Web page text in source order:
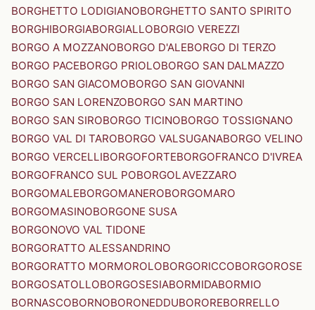
BORGHETTO LODIGIANOBORGHETTO SANTO SPIRITO
BORGHIBORGIABORGIALLOBORGIO VEREZZI
BORGO A MOZZANOBORGO D'ALEBORGO DI TERZO
BORGO PACEBORGO PRIOLOBORGO SAN DALMAZZO
BORGO SAN GIACOMOBORGO SAN GIOVANNI
BORGO SAN LORENZOBORGO SAN MARTINO
BORGO SAN SIROBORGO TICINOBORGO TOSSIGNANO
BORGO VAL DI TAROBORGO VALSUGANABORGO VELINO
BORGO VERCELLIBORGOFORTEBORGOFRANCO D'IVREA
BORGOFRANCO SUL POBORGOLAVEZZARO
BORGOMALEBORGOMANEROBORGOMARO
BORGOMASINOBORGONE SUSA
BORGONOVO VAL TIDONE
BORGORATTO ALESSANDRINO
BORGORATTO MORMOROLOBORGORICCOBORGOROSE
BORGOSATOLLOBORGOSESIABORMIDABORMIO
BORNASCOBORNOBORONEDDUBOROREBORRELLO